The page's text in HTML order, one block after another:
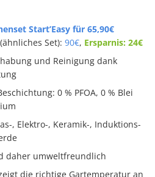
Start’Easy für 65,90€
Set): 90€, Ersparnis: 24€
und Reinigung dank
0 % PFOA, 0 % Blei
, Elektro-, Keramik-, Induktions-
daher umweltfreundlich
die richtige Gartemperatur an